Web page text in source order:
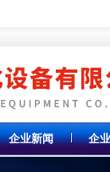
企业新闻 企